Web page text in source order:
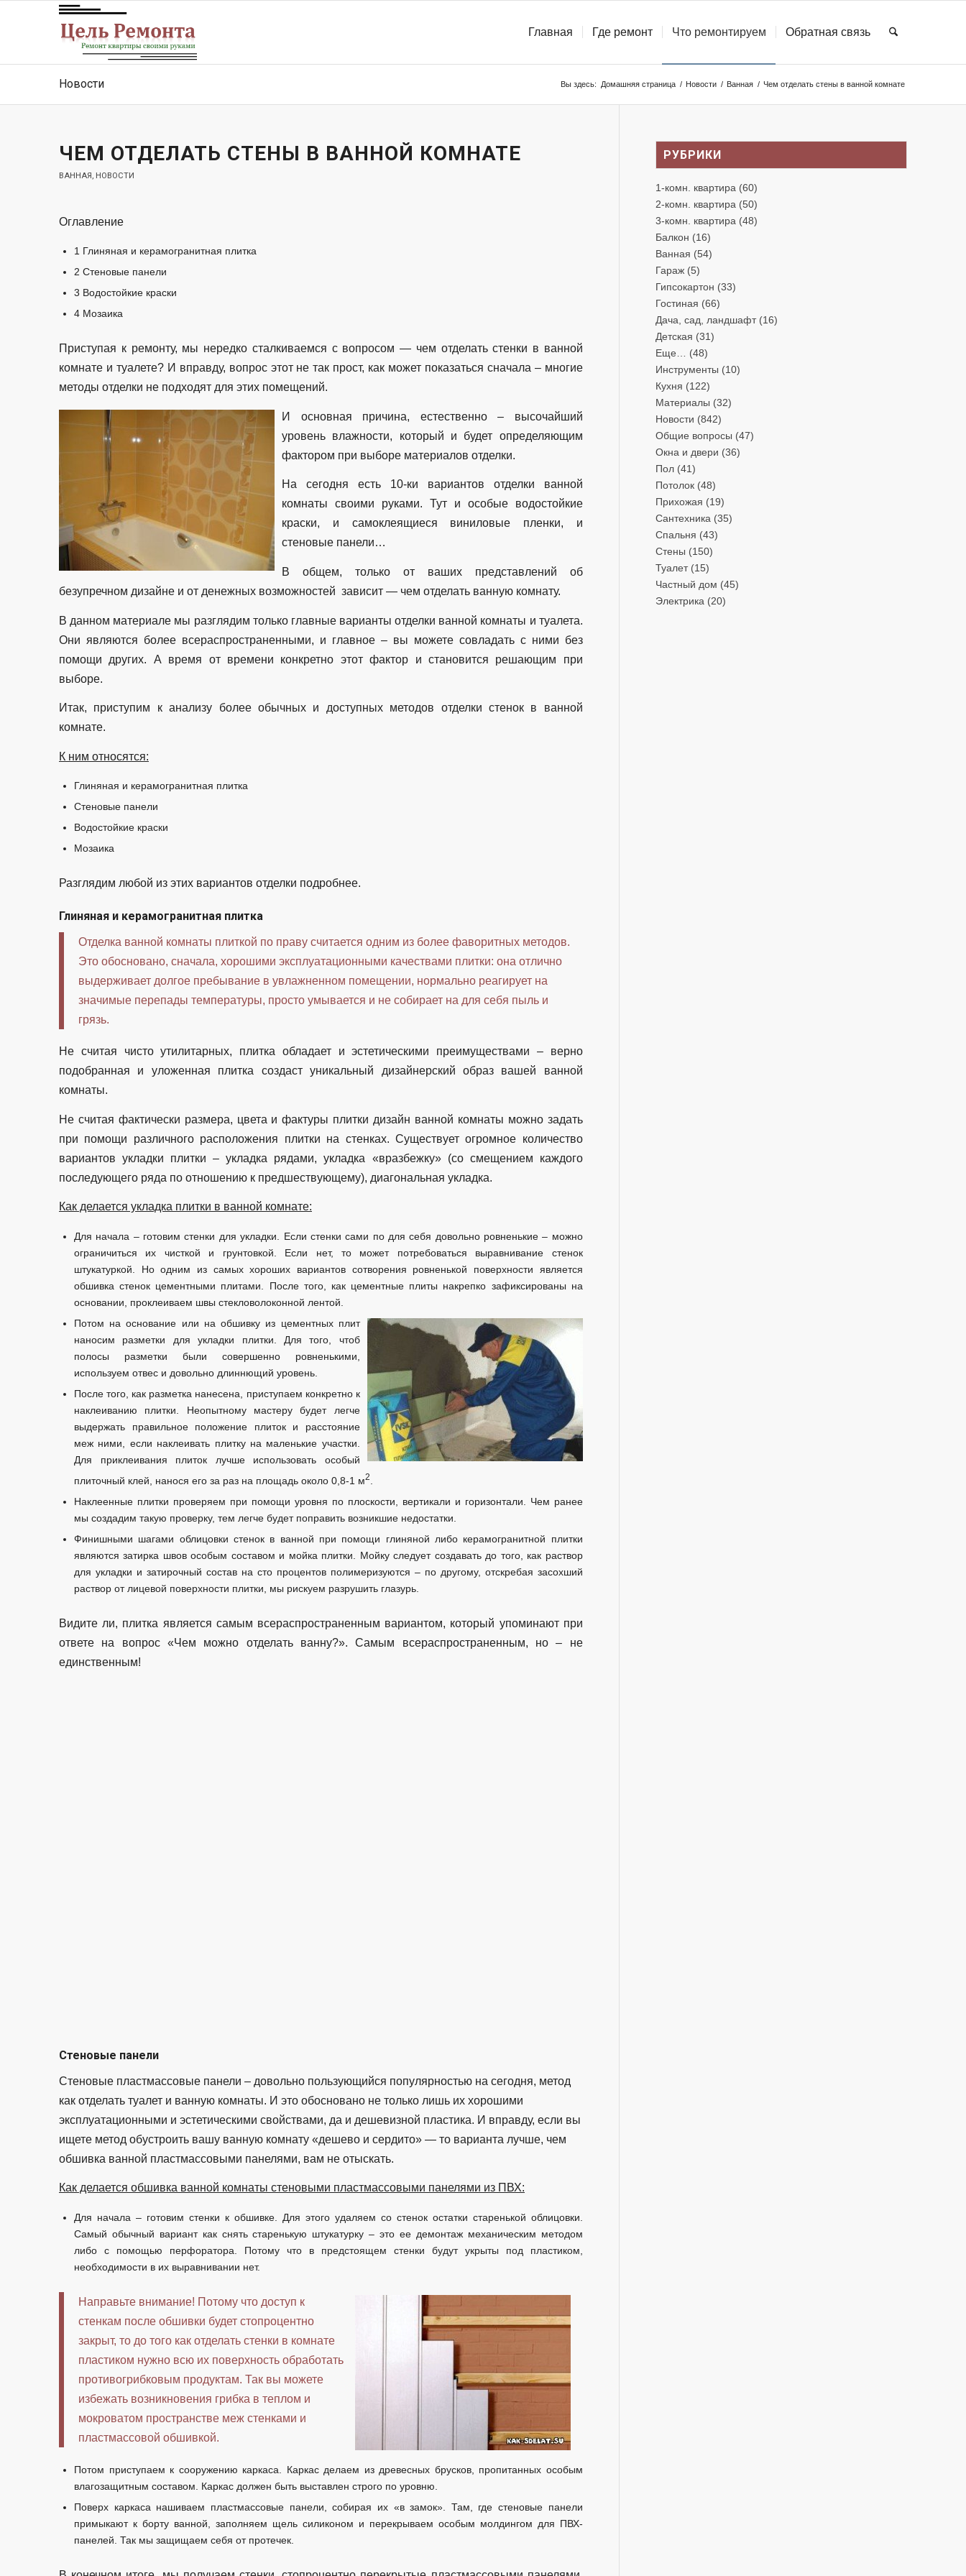
Главная Где ремонт Что ремонтируем Обратная связь
Новости Вы здесь: Домашняя страница / Новости / Ванная / Чем отделать стены в ванной комнате
ЧЕМ ОТДЕЛАТЬ СТЕНЫ В ВАННОЙ КОМНАТЕ
ВАННАЯ, НОВОСТИ
Оглавление
1 Глиняная и керамогранитная плитка
2 Стеновые панели
3 Водостойкие краски
4 Мозаика
Приступая к ремонту, мы нередко сталкиваемся с вопросом — чем отделать стенки в ванной
комнате и туалете? И вправду, вопрос этот не так прост, как может показаться сначала – многие
методы отделки не подходят для этих помещений.
И основная причина, естественно – высочайший
уровень влажности, который и будет определяющим
фактором при выборе материалов отделки.
На сегодня есть 10-ки вариантов отделки ванной
комнаты своими руками. Тут и особые водостойкие
краски, и самоклеящиеся виниловые пленки, и
стеновые панели…
В общем, только от ваших представлений об
безупречном дизайне и от денежных возможностей зависит — чем отделать ванную комнату.
В данном материале мы разглядим только главные варианты отделки ванной комнаты и туалета.
Они являются более всераспространенными, и главное – вы можете совладать с ними без
помощи других. А время от времени конкретно этот фактор и становится решающим при
выборе.
Итак, приступим к анализу более обычных и доступных методов отделки стенок в ванной
комнате.
К ним относятся:
Глиняная и керамогранитная плитка
Стеновые панели
Водостойкие краски
Мозаика
Разглядим любой из этих вариантов отделки подробнее.
Глиняная и керамогранитная плитка
Отделка ванной комнаты плиткой по праву считается одним из более фаворитных методов.
Это обосновано, сначала, хорошими эксплуатационными качествами плитки: она отлично
выдерживает долгое пребывание в увлажненном помещении, нормально реагирует на
значимые перепады температуры, просто умывается и не собирает на для себя пыль и
грязь.
Не считая чисто утилитарных, плитка обладает и эстетическими преимуществами – верно
подобранная и уложенная плитка создаст уникальный дизайнерский образ вашей ванной
комнаты.
Не считая фактически размера, цвета и фактуры плитки дизайн ванной комнаты можно задать
при помощи различного расположения плитки на стенках. Существует огромное количество
вариантов укладки плитки – укладка рядами, укладка «вразбежку» (со смещением каждого
последующего ряда по отношению к предшествующему), диагональная укладка.
Как делается укладка плитки в ванной комнате:
Для начала – готовим стенки для укладки. Если стенки сами по для себя довольно ровненькие – можно
ограничиться их чисткой и грунтовкой. Если нет, то может потребоваться выравнивание стенок
штукатуркой. Но одним из самых хороших вариантов сотворения ровненькой поверхности является
обшивка стенок цементными плитами. После того, как цементные плиты накрепко зафиксированы на
основании, проклеиваем швы стекловолоконной лентой.
Потом на основание или на обшивку из цементных плит
наносим разметки для укладки плитки. Для того, чтоб
полосы разметки были совершенно ровненькими,
используем отвес и довольно длиннющий уровень.
После того, как разметка нанесена, приступаем конкретно к
наклеиванию плитки. Неопытному мастеру будет легче
выдержать правильное положение плиток и расстояние
меж ними, если наклеивать плитку на маленькие участки.
Для приклеивания плиток лучше использовать особый
плиточный клей, нанося его за раз на площадь около 0,8-1 м2
Наклеенные плитки проверяем при помощи уровня по плоскости, вертикали и горизонтали. Чем ранее
мы создадим такую проверку, тем легче будет поправить возникшие недостатки.
Финишными шагами облицовки стенок в ванной при помощи глиняной либо керамогранитной плитки
являются затирка швов особым составом и мойка плитки. Мойку следует создавать до того, как раствор
для укладки и затирочный состав на сто процентов полимеризуются – по другому, отскребая засохший
раствор от лицевой поверхности плитки, мы рискуем разрушить глазурь.
Видите ли, плитка является самым всераспространенным вариантом, который упоминают при
ответе на вопрос «Чем можно отделать ванну?». Самым всераспространенным, но – не
единственным!
Стеновые панели
Стеновые пластмассовые панели – довольно пользующийся популярностью на сегодня, метод
как отделать туалет и ванную комнаты. И это обосновано не только лишь их хорошими
эксплуатационными и эстетическими свойствами, да и дешевизной пластика. И вправду, если вы
ищете метод обустроить вашу ванную комнату «дешево и сердито» — то варианта лучше, чем
обшивка ванной пластмассовыми панелями, вам не отыскать.
Как делается обшивка ванной комнаты стеновыми пластмассовыми панелями из ПВХ:
Для начала – готовим стенки к обшивке. Для этого удаляем со стенок остатки старенькой облицовки.
Самый обычный вариант как снять старенькую штукатурку – это ее демонтаж механическим методом
либо с помощью перфоратора. Потому что в предстоящем стенки будут укрыты под пластиком,
необходимости в их выравнивании нет.
Направьте внимание! Потому что доступ к
стенкам после обшивки будет стопроцентно
закрыт, то до того как отделать стенки в комнате
пластиком нужно всю их поверхность обработать
противогрибковым продуктам. Так вы можете
избежать возникновения грибка в теплом и
мокроватом пространстве меж стенками и
пластмассовой обшивкой.
Потом приступаем к сооружению каркаса. Каркас делаем из древесных брусков, пропитанных особым
влагозащитным составом. Каркас должен быть выставлен строго по уровню.
Поверх каркаса нашиваем пластмассовые панели, собирая их «в замок». Там, где стеновые панели
примыкают к борту ванной, заполняем щель силиконом и перекрываем особым молдингом для ПВХ-
панелей. Так мы защищаем себя от протечек.
РУБРИКИ
1-комн. квартира (60)
2-комн. квартира (50)
3-комн. квартира (48)
Балкон (16)
Ванная (54)
Гараж(5)
Гипсокартон (33)
Гостиная (66)
Дача, сад, ландшафт(16)
Детская (31)
Еще…
(48)
Инструменты (10)
Кухня (122)
Материалы (32)
Новости (842)
Общие вопросы (47)
Окна и двери (36)
Пол(41)
Потолок(48)
Прихожая (19)
Сантехника (35)
Спальня (43)
Стены (150)
Туалет(15)
Частный дом (45)
Электрика (20)